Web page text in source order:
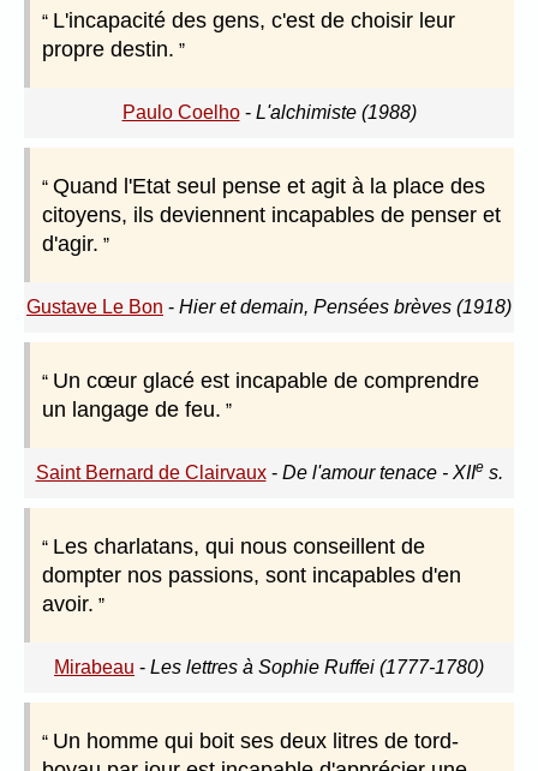
L'incapacité des gens, c'est de choisir leur
propre destin.
Paulo Coelho- L'alchimiste (1988)
Quand l'Etat seul pense et agit à la place des
citoyens, ils deviennent incapables de penser et
d'agir.
Gustave Le Bon - Hier et demain, Pensées brèves (1918)
Un cœur glacé est incapable de comprendre
un langage de feu.
Saint Bernard de Clairvaux- De l'amour tenace - XIIes.
Les charlatans, qui nous conseillent de
dompter nos passions, sont incapables d'en
avoir.
Mirabeau - Les lettres à Sophie Ruffei (1777-1780)
Un homme qui boit ses deux litres de tord-